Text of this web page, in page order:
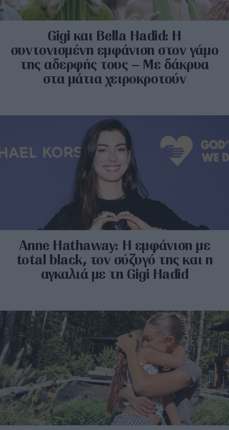
​Gigi και Bella Hadid: Η
συντονισμένη εμφάνιση στον γάμο
της αδερφής τους – Με δάκρυα
στα μάτια χειροκροτούν
Anne Hathaway: Η εμφάνιση με
total black, τον σύζυγό της και η
αγκαλιά με τη Gigi Hadid